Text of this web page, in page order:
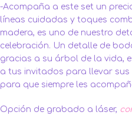
-Acompaña a este set un
líneas cuidadas y toques
madera, es uno de nuestro
celebración. Un detalle de
gracias a su árbol de la vida,
a tus invitados para llevar
para que siempre les
Opción de grabado a láser,